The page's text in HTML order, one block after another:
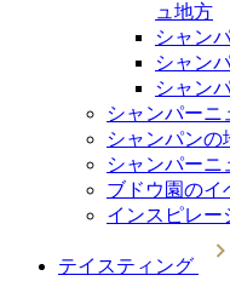
ュ地方
シャン
シャン
シャン
シャンパーニ
シャンパンの
シャンパーニ
ブドウ園のイ
インスピレー
テイスティング